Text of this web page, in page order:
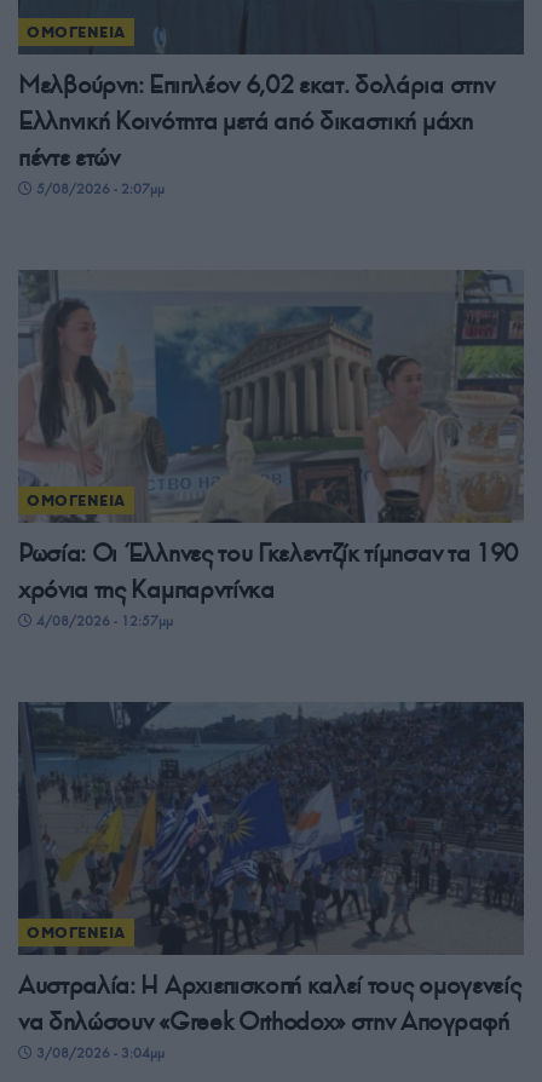
ΟΜΟΓΕΝΕΙΑ
Μελβούρνη: Επιπλέον 6,02 εκατ. δολάρια στην
Ελληνική Κοινότητα μετά από δικαστική μάχη
πέντε ετών
5/08/2026 - 2:07μμ
ΟΜΟΓΕΝΕΙΑ
Ρωσία: Οι Έλληνες του Γκελεντζίκ τίμησαν τα 190
χρόνια της Καμπαρντίνκα
4/08/2026 - 12:57μμ
ΟΜΟΓΕΝΕΙΑ
Αυστραλία: Η Αρχιεπισκοπή καλεί τους ομογενείς
να δηλώσουν «Greek Orthodox» στην Απογραφή
3/08/2026 - 3:04μμ